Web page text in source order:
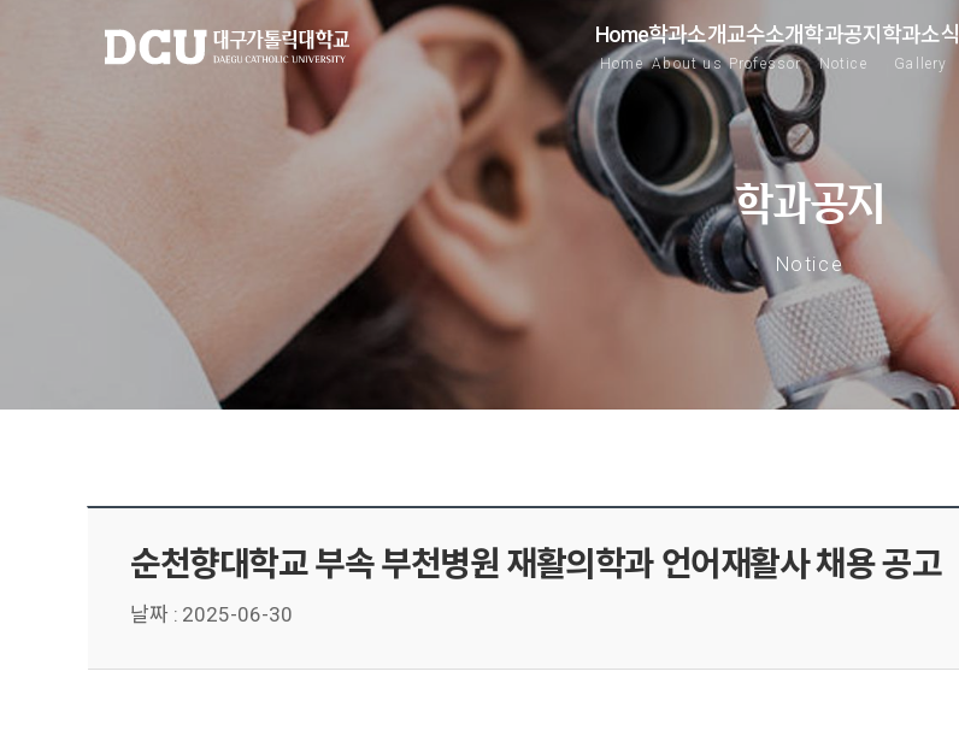
Home
Home
학과소개
About us
교수소개
Professor
학과공지
Notice
학과소식
Gallery
학과공지
Notice
순천향대학교 부속 부천병원 재활의학과 언어재활사 채용 공고
날짜 : 2025-06-30